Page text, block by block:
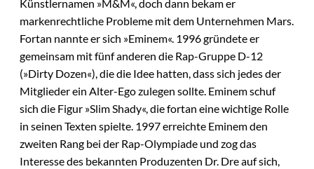
Künstlernamen »M&M«, doch dann bekam er
markenrechtliche Probleme mit dem Unternehmen Mars.
Fortan nannte er sich »Eminem«. 1996 gründete er
gemeinsam mit fünf anderen die Rap-Gruppe D-12
(»Dirty Dozen«), die die Idee hatten, dass sich jedes der
Mitglieder ein Alter-Ego zulegen sollte. Eminem schuf
sich die Figur »Slim Shady«, die fortan eine wichtige Rolle
in seinen Texten spielte. 1997 erreichte Eminem den
zweiten Rang bei der Rap-Olympiade und zog das
Interesse des bekannten Produzenten Dr. Dre auf sich,